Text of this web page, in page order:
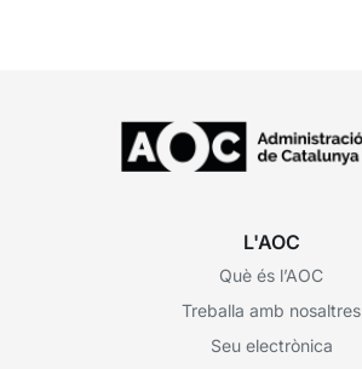
L'AOC
Què és l’AOC
Treballa amb nosaltres
Seu electrònica